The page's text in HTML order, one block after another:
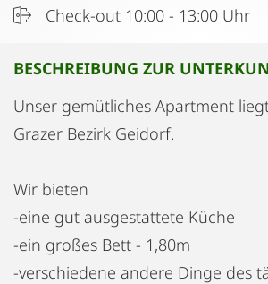
Check-out 10:00 - 13:00 Uhr
BESCHREIBUNG ZUR
Unser gemütliches Apartment
Grazer Bezirk Geidorf.
Wir bieten
-eine gut ausgestattete Küche
-ein großes Bett - 1,80m
-verschiedene andere Dinge des